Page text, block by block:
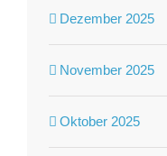
Dezember 2025
November 2025
Oktober 2025